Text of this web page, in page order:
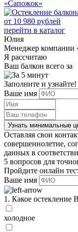
«Сапожок»
от 10 980 рублей
перейти в каталог
Юлия
Менеджер компании
Я рассчитаю
Ваш балкон всего за
Заполните и узнайте!
Ваше имя
Узнать минимальные
Оставляя свои
совершеннолетие,
данных в
5 вопросов для
Пройдите онлайн
Ваше имя
1. Какое остекление
холодное